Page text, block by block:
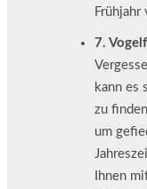
Frühjahr
7.
kann es
zu
um
Ihnen